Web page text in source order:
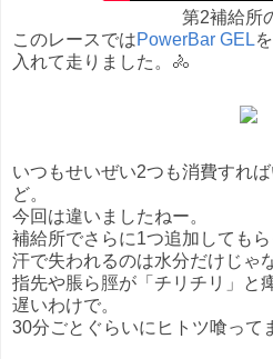
第2補給所
このレースではPowerBar GEL
入れて走りました。🚴
いつもせいぜい2つも消費すれ
ど。
今回は違いましたねー。
補給所でさらに1つ追加しても
汗で失われるのは水分だけじゃ
指先や脹ら脛が「チリチリ」と
遅いわけで。
30分ごとぐらいにヒトツ喰って